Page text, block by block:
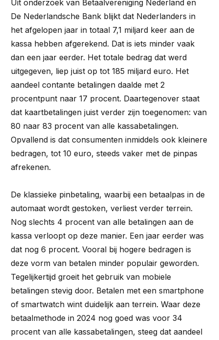
Uit onderzoek van Betaalvereniging Nederland en
De Nederlandsche Bank blijkt dat Nederlanders in
het afgelopen jaar in totaal 7,1 miljard keer aan de
kassa hebben afgerekend. Dat is iets minder vaak
dan een jaar eerder. Het totale bedrag dat werd
uitgegeven, liep juist op tot 185 miljard euro. Het
aandeel contante betalingen daalde met 2
procentpunt naar 17 procent. Daartegenover staat
dat kaartbetalingen juist verder zijn toegenomen: van
80 naar 83 procent van alle kassabetalingen.
Opvallend is dat consumenten inmiddels ook kleinere
bedragen, tot 10 euro, steeds vaker met de pinpas
afrekenen.
De klassieke pinbetaling, waarbij een betaalpas in de
automaat wordt gestoken, verliest verder terrein.
Nog slechts 4 procent van alle betalingen aan de
kassa verloopt op deze manier. Een jaar eerder was
dat nog 6 procent. Vooral bij hogere bedragen is
deze vorm van betalen minder populair geworden.
Tegelijkertijd groeit het gebruik van mobiele
betalingen stevig door. Betalen met een smartphone
of smartwatch wint duidelijk aan terrein. Waar deze
betaalmethode in 2024 nog goed was voor 34
procent van alle kassabetalingen, steeg dat aandeel